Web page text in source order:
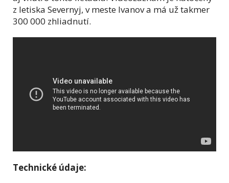
z letiska Severnyj, v meste Ivanov a má už takmer
300 000 zhliadnutí.
Technické údaje: